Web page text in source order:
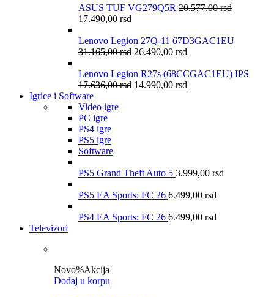
ASUS TUF VG279Q5R 20.577,00rsd
17.490,00 rsd
Lenovo Legion 27Q-11 67D3GAC1EU
31.165,00rsd 26.490,00 rsd
Lenovo Legion R27s (68CCGAC1EU) IPS
17.636,00rsd 14.990,00 rsd
Igrice i Software
Video igre
PC igre
PS4 igre
PS5 igre
Software
PS5 Grand Theft Auto 5 3.999,00 rsd
PS5 EA Sports: FC 26 6.499,00 rsd
PS4 EA Sports: FC 26 6.499,00 rsd
Televizori
Novo%Akcija
Dodaj u korpu